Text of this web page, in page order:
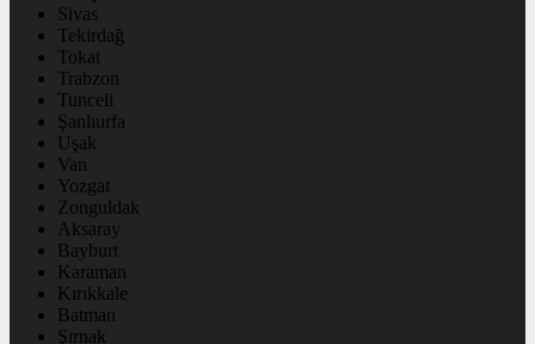
Sivas
Tekirdağ
Tokat
Trabzon
Tunceli
Şanlıurfa
Uşak
Van
Yozgat
Zonguldak
Aksaray
Bayburt
Karaman
Kırıkkale
Batman
Şırnak